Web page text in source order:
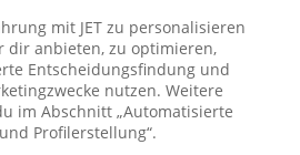
mit JET zu personalisieren
dir anbieten, zu optimieren,
Entscheidungsfindung und
nutzen. Weitere
im Abschnitt „Automatisierte
Profilerstellung“.